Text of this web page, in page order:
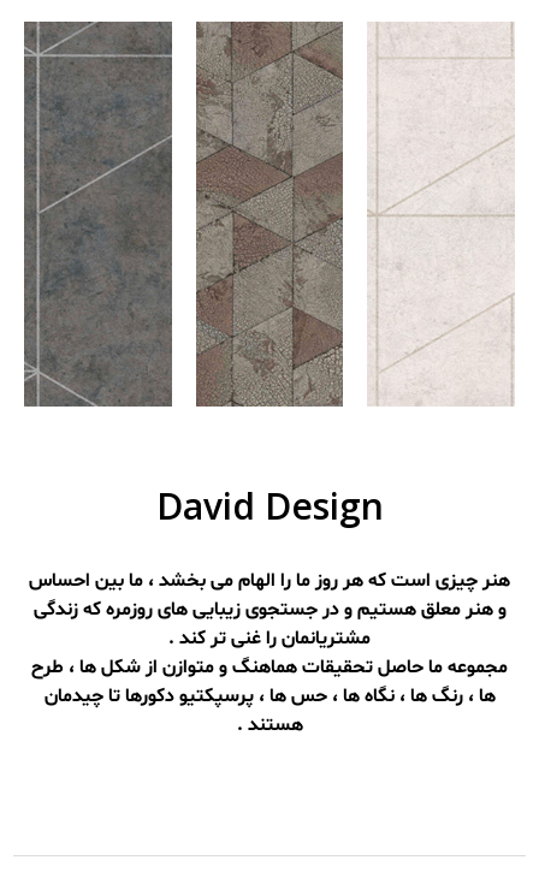
David Design
هنر چیزی است که هر روز ما را الهام می بخشد ، ما بین احساس
و هنر معلق هستیم و در جستجوی زیبایی های روزمره که زندگی
مشتریانمان را غنی تر کند .
مجموعه ما حاصل تحقیقات هماهنگ و متوازن از شکل ها ، طرح
ها ، رنگ ها ، نگاه ها ، حس ها ، پرسپکتیو دکورها تا چیدمان
هستند .